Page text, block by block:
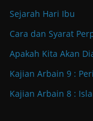
Sejarah Hari Ibu
Cara dan Syarat
Apakah Kita Akan
Kajian Arbain 9 :
Kajian Arbain 8 :